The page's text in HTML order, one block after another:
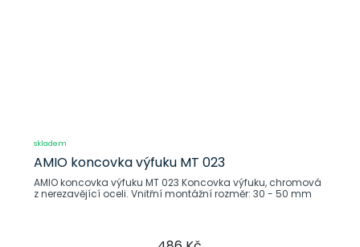
skladem
AMIO koncovka výfuku MT 023
AMIO koncovka výfuku MT 023 Koncovka výfuku, chromová
z nerezavějící oceli. Vnitřní montážní rozměr: 30 - 50 mm